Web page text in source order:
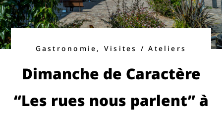
Gastronomie, Visites / Ateliers
Dimanche de Caractère
“Les rues nous parlent” à